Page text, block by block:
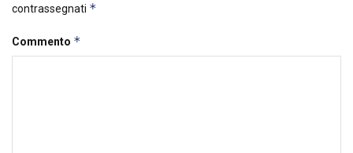
contrassegnati *
Commento *